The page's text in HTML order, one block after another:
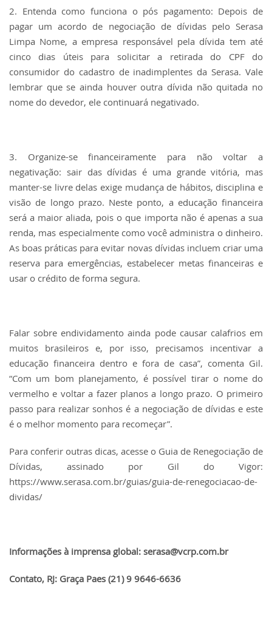
2. Entenda como funciona o pós pagamento: Depois de
pagar um acordo de​ negociação de dívidas pelo Serasa
Limpa Nome, a empresa responsável​ pela dívida tem até
cinco dias úteis para solicitar a retirada do CPF do​
consumidor do cadastro de inadimplentes da Serasa. Vale
lembrar que se​ ainda houver outra dívida não quitada no
nome do devedor, ele continuará negativado.
3. Organize-se financeiramente para não voltar a
negativação: sair das​ dívidas é uma grande vitória, mas
manter-se livre delas exige mudança de​ hábitos, disciplina e
visão de longo prazo. Neste ponto, a educação financeira​
será a maior aliada, pois o que importa não é apenas a sua
renda, mas​ especialmente como você administra o dinheiro.
As boas práticas para evitar​ novas dívidas incluem criar uma
reserva para emergências, estabelecer​ metas financeiras e
usar o crédito de forma segura.
Falar sobre endividamento ainda pode causar calafrios em
muitos brasileiros e, por​ isso, precisamos incentivar a
educação financeira dentro e fora de casa”, comenta​ Gil.
“Com um bom planejamento, é possível tirar o nome do
vermelho e voltar a​ fazer planos a longo prazo. O primeiro
passo para realizar sonhos é a negociação​ de dívidas e este
é o melhor momento para recomeçar”.
Para conferir outras dicas, acesse o Guia de Renegociação de
Dívidas, assinado​ por Gil do Vigor:
https://www.serasa.com.br/guias/guia-de-renegociacao-de-
dividas/
Informações à imprensa global: serasa@vcrp.com.br
Contato, RJ: Graça Paes (21) 9 9646-6636